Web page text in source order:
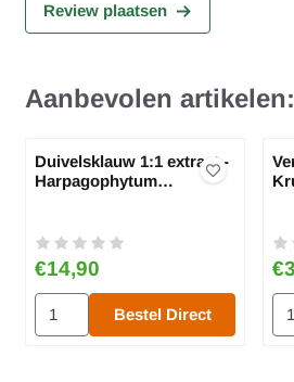
Review plaatsen
Aanbevolen artikelen:
Duivelsklauw 1:1 extract -
Harpagophytum
Prijs: 14,90
€14,90
Aantal kiezen voor Duivelsklauw
Bestel Direct